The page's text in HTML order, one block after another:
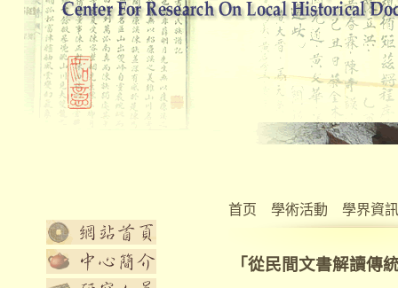
首页 學術活動 學界資訊
「從民間文書解讀傳